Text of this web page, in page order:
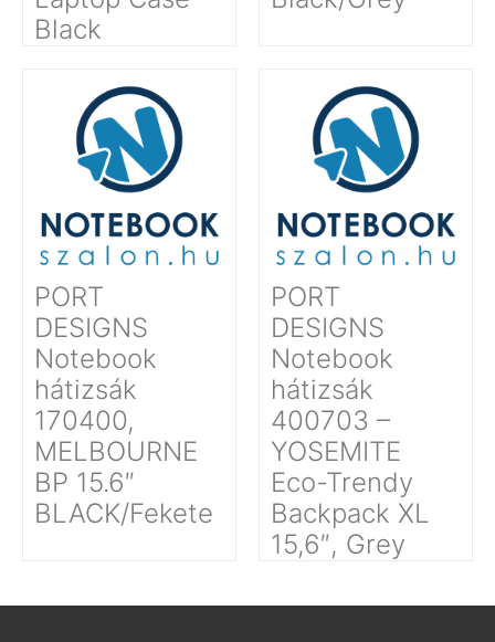
Black
PORT
DESIGNS
Notebook
hátizsák
170400,
MELBOURNE
BP 15.6″
BLACK/Fekete
PORT
DESIGNS
Notebook
hátizsák
400703 –
YOSEMITE
Eco-Trendy
Backpack XL
15,6″, Grey